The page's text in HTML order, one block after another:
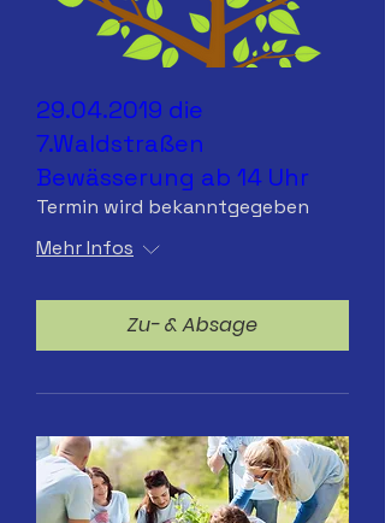
29.04.2019 die
7.Waldstraßen
Bewässerung ab 14 Uhr
Termin wird bekanntgegeben
Mehr Infos
Zu- & Absage